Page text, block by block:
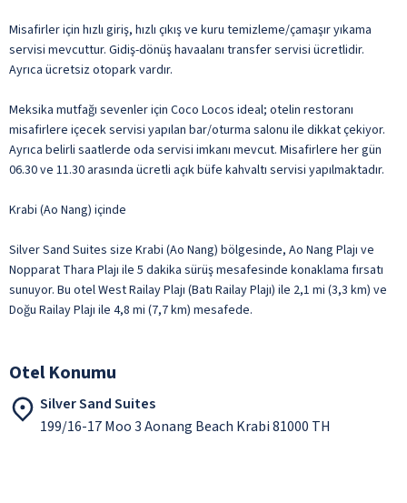
Misafirler için hızlı giriş, hızlı çıkış ve kuru temizleme/çamaşır yıkama
servisi mevcuttur. Gidiş-dönüş havaalanı transfer servisi ücretlidir.
Ayrıca ücretsiz otopark vardır.
Meksika mutfağı sevenler için Coco Locos ideal; otelin restoranı
misafirlere içecek servisi yapılan bar/oturma salonu ile dikkat çekiyor.
Ayrıca belirli saatlerde oda servisi imkanı mevcut. Misafirlere her gün
06.30 ve 11.30 arasında ücretli açık büfe kahvaltı servisi yapılmaktadır.
Krabi (Ao Nang) içinde
Silver Sand Suites size Krabi (Ao Nang) bölgesinde, Ao Nang Plajı ve
Nopparat Thara Plajı ile 5 dakika sürüş mesafesinde konaklama fırsatı
sunuyor. Bu otel West Railay Plajı (Batı Railay Plajı) ile 2,1 mi (3,3 km) ve
Doğu Railay Plajı ile 4,8 mi (7,7 km) mesafede.
Otel Konumu
Silver Sand Suites
199/16-17 Moo 3 Aonang Beach Krabi 81000 TH